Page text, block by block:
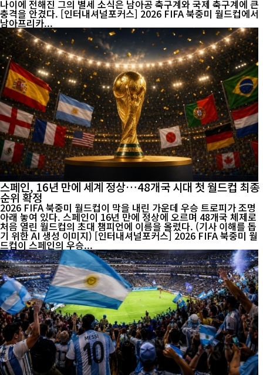
나이에 전해진 그의 별세 소식은 남아공 축구계와 국제 축구계에 큰
충격을 안겼다. [인터내셔널포커스] 2026 FIFA 북중미 월드컵에서
남아프리카...
스페인, 16년 만에 세계 정상…48개국 시대 첫 월드컵 최종
순위 확정
2026 FIFA 북중미 월드컵이 막을 내린 가운데 우승 트로피가 조명
아래 놓여 있다. 스페인이 16년 만에 정상에 오르며 48개국 체제로
처음 열린 월드컵의 초대 챔피언에 이름을 올렸다. (기사 이해를 돕
기 위한 AI 생성 이미지) [인터내셔널포커스] 2026 FIFA 북중미 월
드컵이 스페인의 우승...